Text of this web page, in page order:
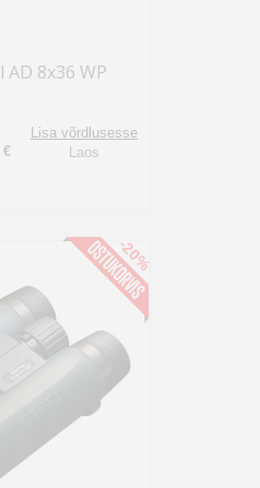
8x36 WP
€
Lisa võrdlusesse
Laos
-20%